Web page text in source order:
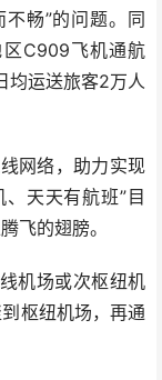
畅”的问题。同
C909飞机通航
均运送旅客2万人
网络，助力实现
天天有航班”目
飞的翅膀。
机场或次枢纽机
枢纽机场，再通